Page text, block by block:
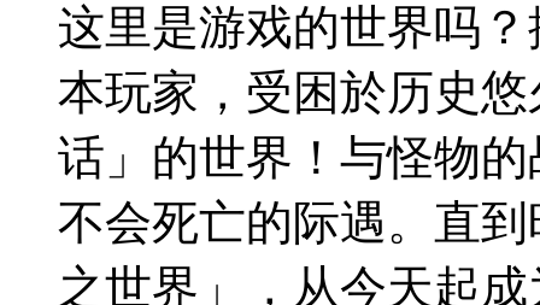
这里是游戏的世界吗
本玩家，受困於历史
话」的世界！与怪物
不会死亡的际遇。直
之世界」，从今天起